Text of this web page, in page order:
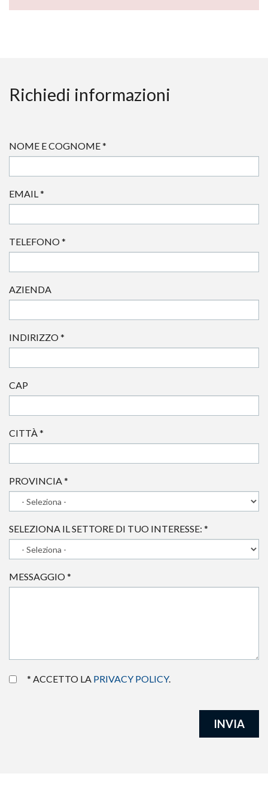
Richiedi informazioni
NOME E COGNOME*
EMAIL*
TELEFONO*
AZIENDA
INDIRIZZO*
CAP
CITTÀ*
PROVINCIA*
SELEZIONA IL SETTORE DI TUO INTERESSE: *
MESSAGGIO*
* ACCETTO LA PRIVACY POLICY.
INVIA